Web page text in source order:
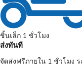
ชิ้นเล็ก 1 ชั่วโมง
ส่งทันที
จัดส่งฟรีภายใน 1 ชั่วโมง